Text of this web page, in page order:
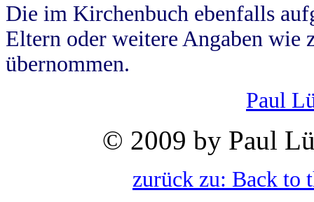
Die im Kirchenbuch ebenfalls
Eltern oder weitere Angaben wie
übernommen.
Paul
© 2009 by Paul
zurück zu: Back to